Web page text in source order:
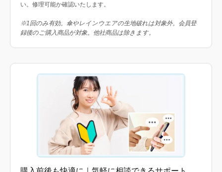
い。修理可能か確認いたします。
※1回のみ有効。傘やレインウエアの生地破れは対象外。会員登
録後のご購入商品が対象。他社商品は除きます。